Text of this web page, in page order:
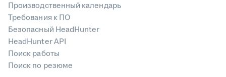
Производственный календарь
Требования к ПО
Безопасный HeadHunter
HeadHunter API
Поиск работы
Поиск по резюме